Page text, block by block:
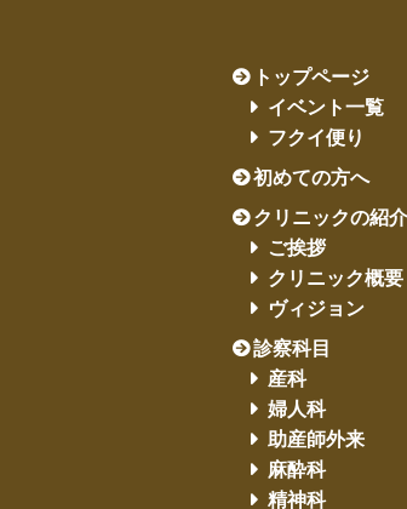
トップページ
イベント一覧
フクイ便り
初めての方へ
クリニックの紹介
ご挨拶
クリニック概要
ヴィジョン
診察科目
産科
婦人科
助産師外来
麻酔科
精神科